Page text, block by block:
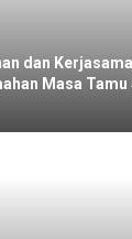
dan
Masa Tamu